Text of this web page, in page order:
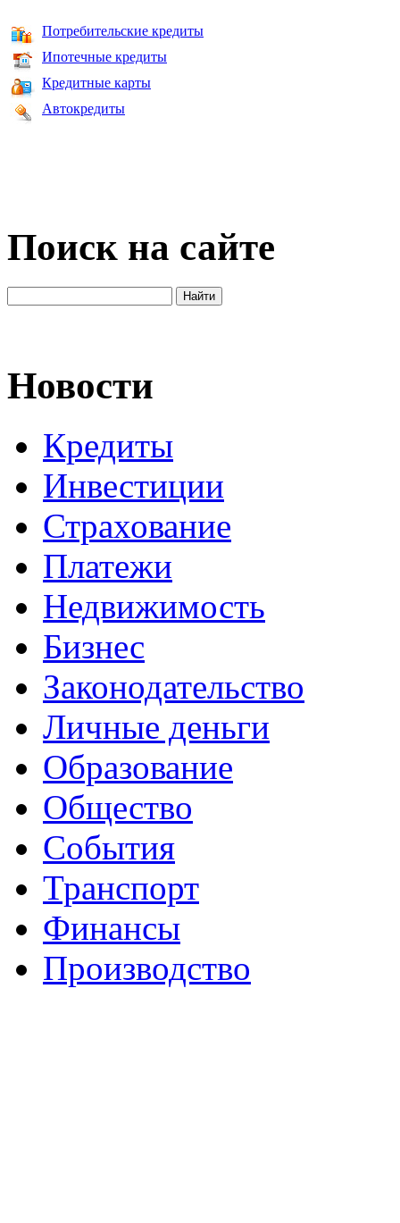
Потребительские кредиты
Ипотечные кредиты
Кредитные карты
Автокредиты
Поиск на сайте
Новости
Кредиты
Инвестиции
Страхование
Платежи
Недвижимость
Бизнес
Законодательство
Личные деньги
Образование
Общество
События
Транспорт
Финансы
Производство